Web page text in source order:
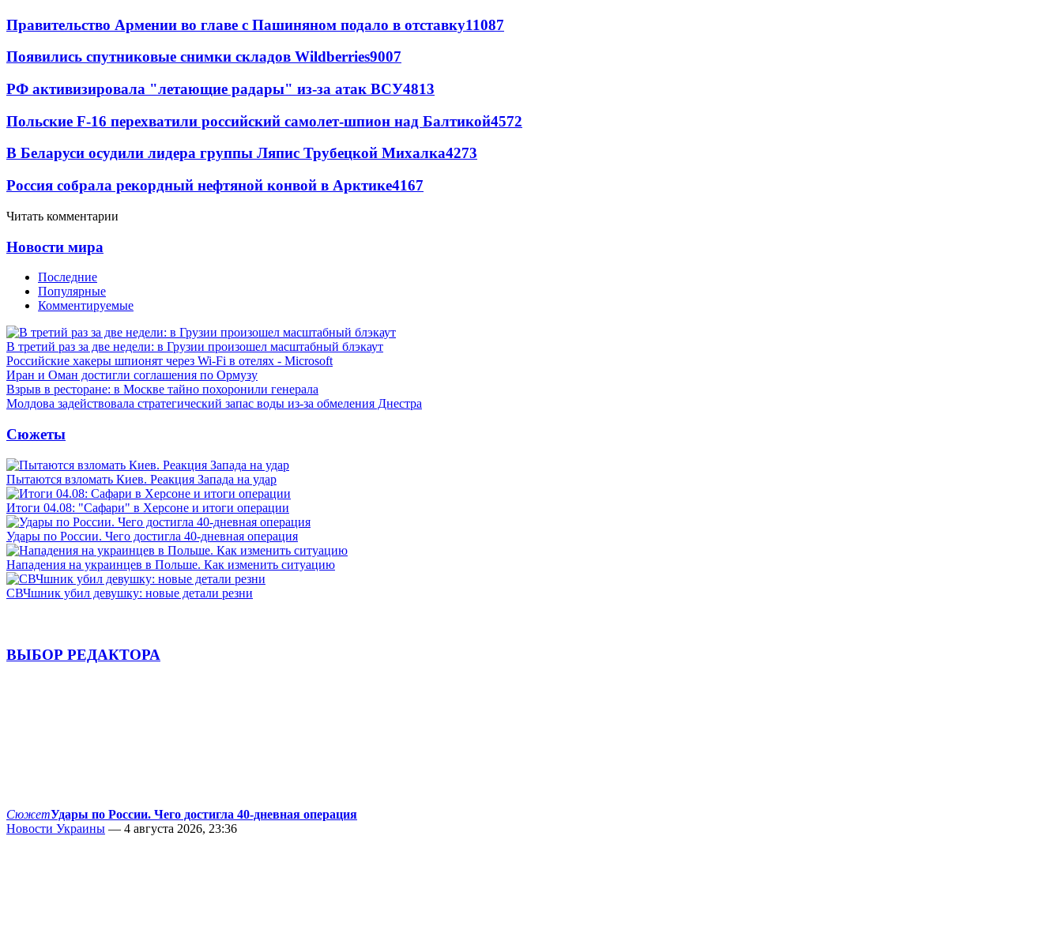
Правительство Армении во главе с Пашиняном подало в отставку11087
Появились спутниковые снимки складов Wildberries9007
РФ активизировала "летающие радары" из-за атак ВСУ4813
Польские F-16 перехватили российский самолет-шпион над Балтикой4572
В Беларуси осудили лидера группы Ляпис Трубецкой Михалка4273
Россия собрала рекордный нефтяной конвой в Арктике4167
Читать комментарии
Новости мира
Последние
Популярные
Комментируемые
В третий раз за две недели: в Грузии произошел масштабный блэкаут
Российские хакеры шпионят через Wi-Fi в отелях - Microsoft
Иран и Оман достигли соглашения по Ормузу
Взрыв в ресторане: в Москве тайно похоронили генерала
Молдова задействовала стратегический запас воды из-за обмеления Днестра
Сюжеты
Пытаются взломать Киев. Реакция Запада на удар
Итоги 04.08: "Сафари" в Херсоне и итоги операции
Удары по России. Чего достигла 40-дневная операция
Нападения на украинцев в Польше. Как изменить ситуацию
СВЧшник убил девушку: новые детали резни
ВЫБОР РЕДАКТОРА
СюжетУдары по России. Чего достигла 40-дневная операция
Новости Украины — 4 августа 2026, 23:36